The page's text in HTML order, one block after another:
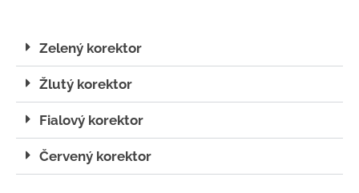
Zelený korektor
Žlutý korektor
Fialový korektor
Červený korektor